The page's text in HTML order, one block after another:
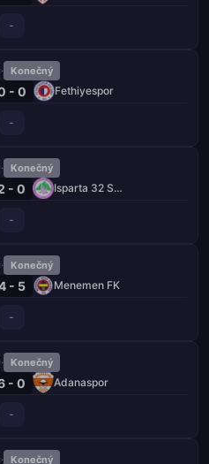
-
Konečný
- 0 Fethiyespor
-
Konečný
- 0 Isparta 32 Spor
-
Konečný
- 5 Menemen FK
-
Konečný
- 0 Adanaspor
-
Konečný